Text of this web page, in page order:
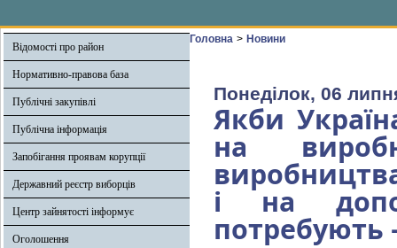
Відомості про район
Нормативно-правова база
Публічні закупівлі
Публічна інформація
Запобігання проявам корупції
Державний реєстр виборців
Центр зайнятості інформує
Оголошення
Головна > Новини
Понеділок, 06
Якби
на
і на
потребують